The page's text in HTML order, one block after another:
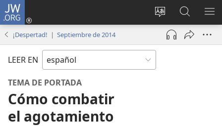
JW.ORG
Cambiar
idioma
del sitio
Iniciar
sesión
(abre
nueva
en
jw.org
¡Despertad! | Septiembre de 2014
LEER EN
TEMA DE PORTADA
Cómo combatir
el agotamiento